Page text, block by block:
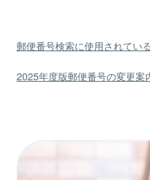
郵便番号検索に使用されてい
2025年度版郵便番号の変更案